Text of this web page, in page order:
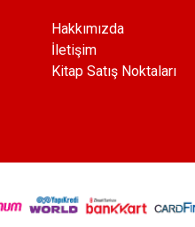
Hakkımızda
İletişim
Kitap Satış Noktaları